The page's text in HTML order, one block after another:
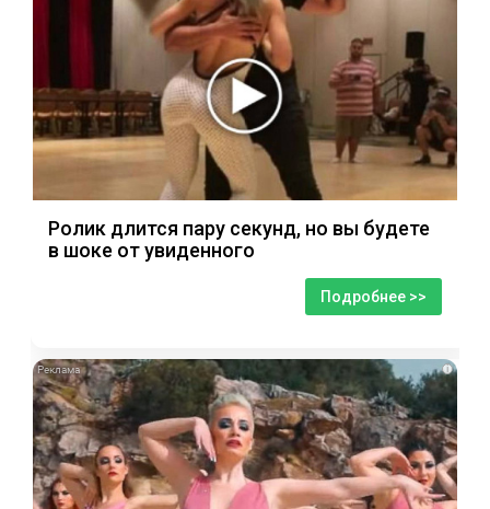
Ролик длится пару секунд, но вы будете
в шоке от увиденного
Подробнее >>
i